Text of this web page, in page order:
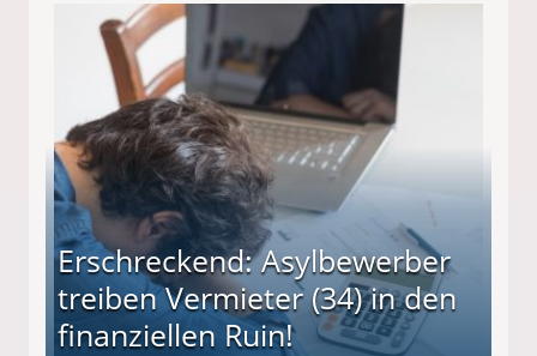
Erschreckend: Asylbewerber
treiben Vermieter (34) in den
finanziellen Ruin!